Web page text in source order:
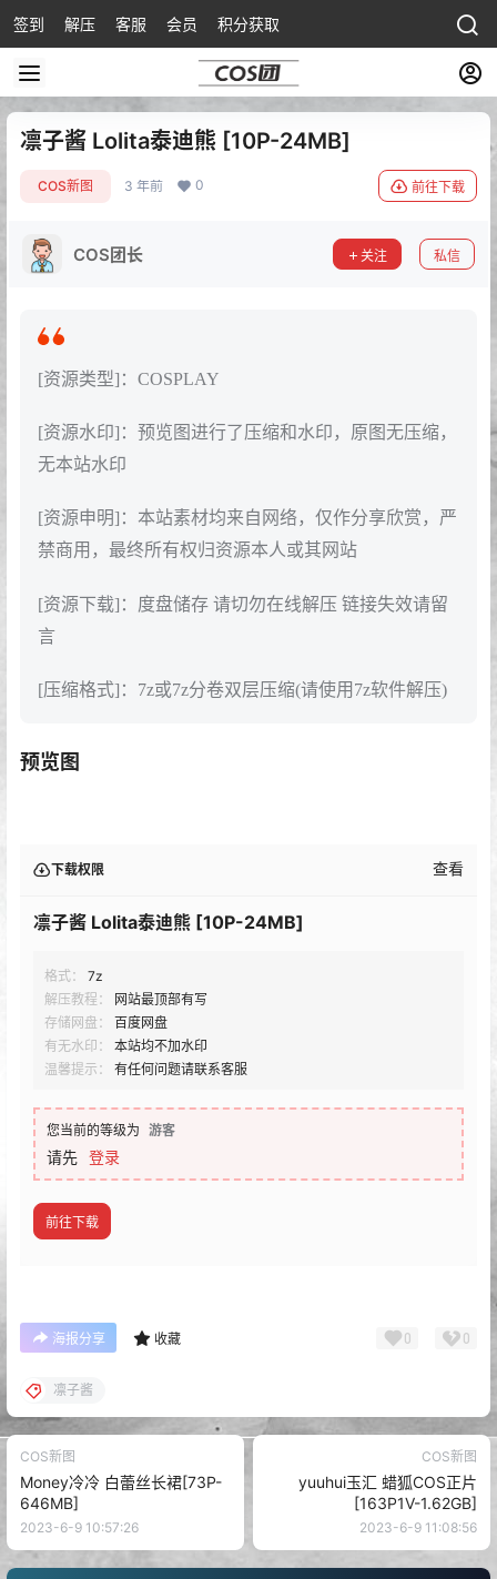
签到 解压 客服 会员 积分获取
凛子酱 Lolita泰迪熊 [10P-24MB]
COS新图 3 年前 0 前往下载
COS团长 关注 私信
[资源类型]：COSPLAY
[资源水印]：预览图进行了压缩和水印，原图无压缩，
无本站水印
[资源申明]：本站素材均来自网络，仅作分享欣赏，严
禁商用，最终所有权归资源本人或其网站
[资源下载]：度盘储存 请切勿在线解压 链接失效请留
言
[压缩格式]：7z或7z分卷双层压缩(请使用7z软件解压)
预览图
下载权限 查看
凛子酱 Lolita泰迪熊 [10P-24MB]
格式：
7z
解压教程：
网站最顶部有写
存储网盘：
百度网盘
有无水印：
本站均不加水印
温馨提示：
有任何问题请联系客服
您当前的等级为 游客
请先 登录
前往下载
海报分享 收藏 0 0
凛子酱
COS新图
Money冷冷 白蕾丝长裙[73P-
646MB]
2023-6-9 10:57:26
COS新图
yuuhui玉汇 蜡狐COS正片
[163P1V-1.62GB]
2023-6-9 11:08:56